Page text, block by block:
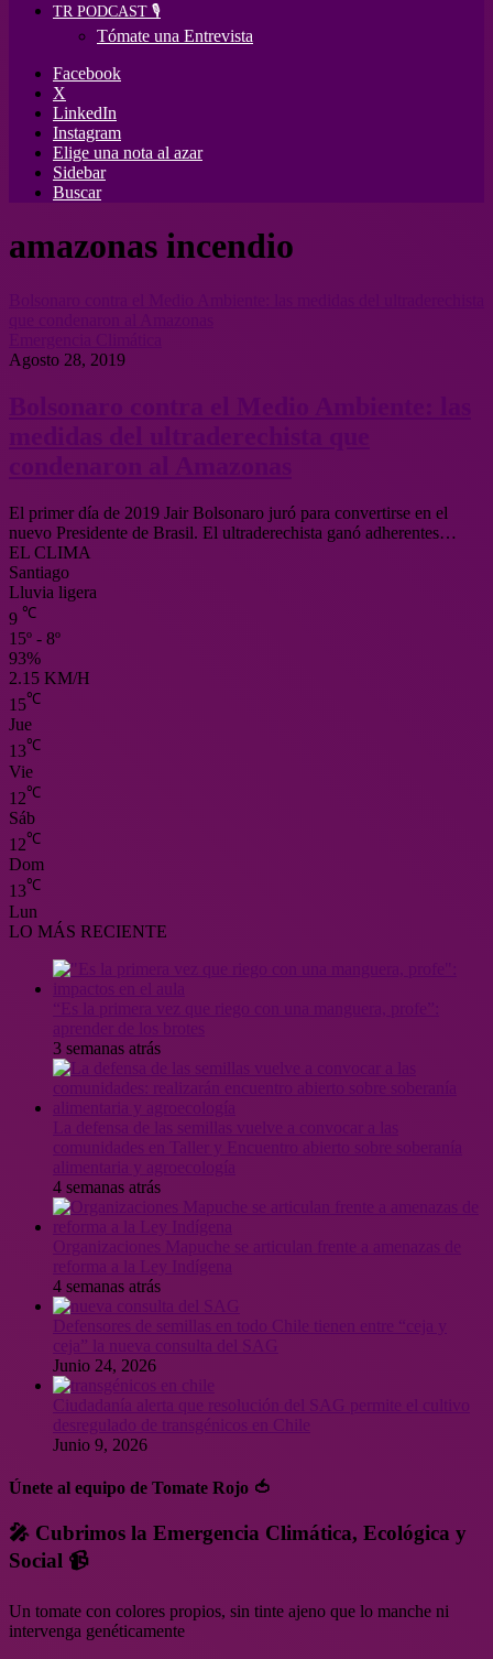
TR PODCAST 🎙️
Tómate una Entrevista
Facebook
X
LinkedIn
Instagram
Elige una nota al azar
Sidebar
Buscar
amazonas incendio
Agosto 28, 2019
El primer día de 2019 Jair Bolsonaro juró para convertirse en el
nuevo Presidente de Brasil. El ultraderechista ganó adherentes…
EL CLIMA
Santiago
Lluvia ligera
9 ℃
15º - 8º
93%
2.15 KM/H
15℃
Jue
13℃
Vie
12℃
Sáb
12℃
Dom
13℃
Lun
LO MÁS RECIENTE
3 semanas atrás
4 semanas atrás
Organizaciones Mapuche se articulan frente a amenazas de
4 semanas atrás
Junio 24, 2026
Ciudadanía alerta que resolución del SAG permite el cultivo
desregulado de transgénicos en Chile
Junio 9, 2026
Únete al equipo de Tomate Rojo 🍅
🎤 Cubrimos la Emergencia Climática, Ecológica y
Social 📹
Un tomate con colores propios, sin tinte ajeno que lo manche ni
intervenga genéticamente